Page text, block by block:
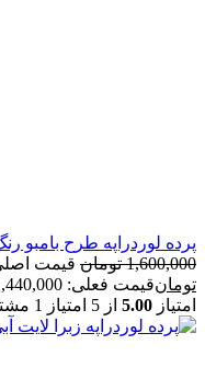
لوردراپه طرح بامبو رنگ
تومان قیمت اصلی: 1,600,000 تومان
قیمت فعلی: 1,440,000 تومان.
5.00از 5 امتیاز 1